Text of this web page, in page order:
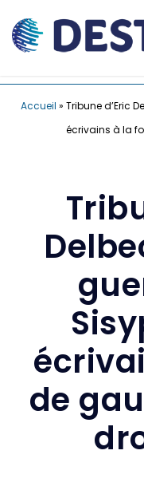
Accueil » Tribune d’Eric
écrivains à la
de